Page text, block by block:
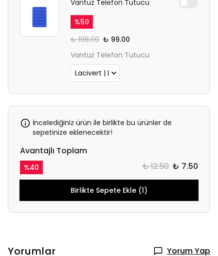
Vantuz Telefon Tutucu
%50
₺ 198.00 ₺ 99.00
Vantuz Telefon Tutucu
İncelediğiniz ürün ile birlikte bu ürünler de
sepetinize eklenecektir!
Avantajlı Toplam
%40 ₺ 12.50 ₺ 7.50
Birlikte Sepete Ekle (1)
Yorumlar Yorum Yap